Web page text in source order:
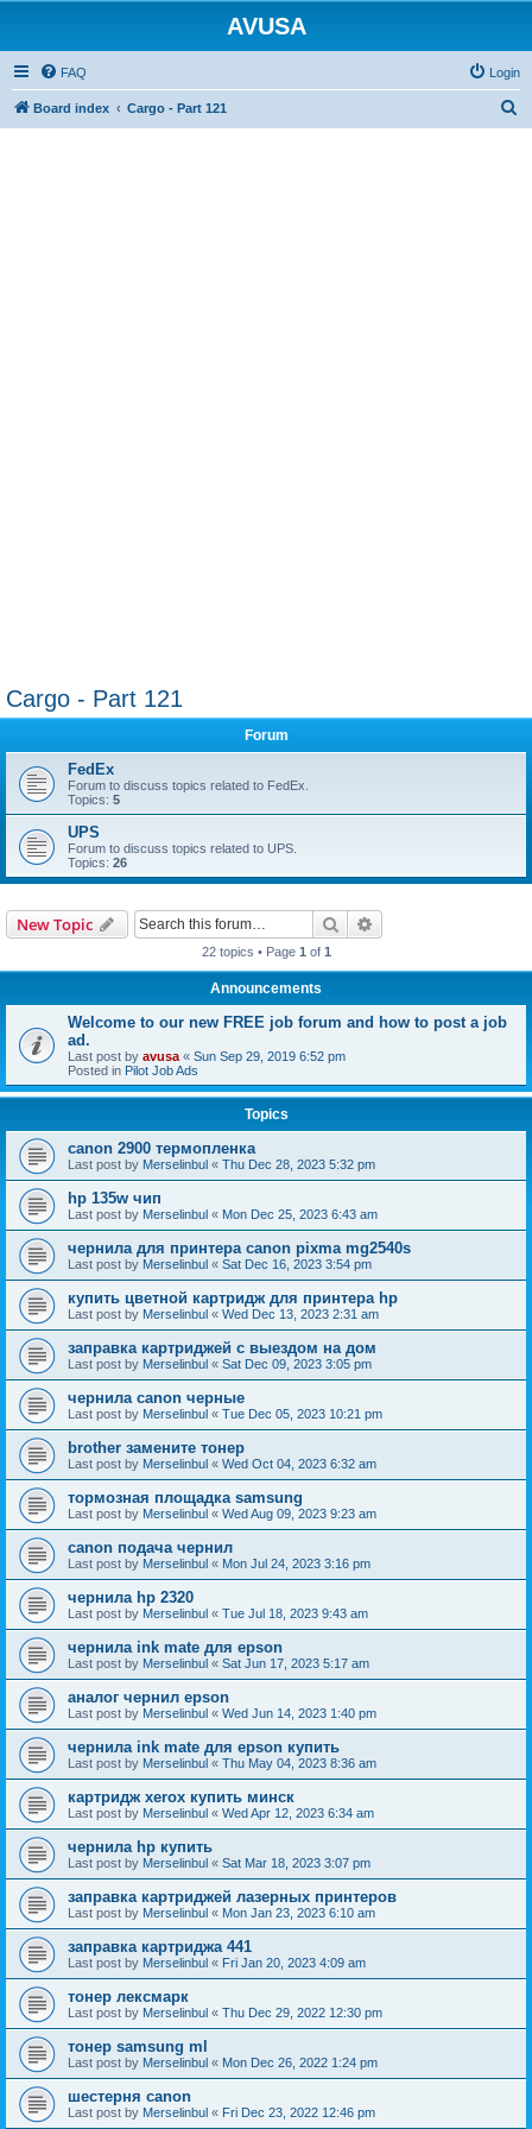
AVUSA
FAQ Login
Board index Cargo - Part 121
Cargo - Part 121
Forum
FedEx
Forum to discuss topics related to FedEx.
Topics: 5
UPS
Forum to discuss topics related to UPS.
Topics: 26
New Topic Search
22 topics • Page 1 of 1
Announcements
Welcome to our new FREE job forum and how to post a job
ad.
Last post by avusa « Sun Sep 29, 2019 6:52 pm
Posted in Pilot Job Ads
Topics
canon 2900 термопленка
Last post by Merselinbul « Thu Dec 28, 2023 5:32 pm
hp 135w чип
Last post by Merselinbul « Mon Dec 25, 2023 6:43 am
чернила для принтера canon pixma mg2540s
Last post by Merselinbul « Sat Dec 16, 2023 3:54 pm
купить цветной картридж для принтера hp
Last post by Merselinbul « Wed Dec 13, 2023 2:31 am
заправка картриджей с выездом на дом
Last post by Merselinbul « Sat Dec 09, 2023 3:05 pm
чернила canon черные
Last post by Merselinbul « Tue Dec 05, 2023 10:21 pm
brother замените тонер
Last post by Merselinbul « Wed Oct 04, 2023 6:32 am
тормозная площадка samsung
Last post by Merselinbul « Wed Aug 09, 2023 9:23 am
canon подача чернил
Last post by Merselinbul « Mon Jul 24, 2023 3:16 pm
чернила hp 2320
Last post by Merselinbul « Tue Jul 18, 2023 9:43 am
чернила ink mate для epson
Last post by Merselinbul « Sat Jun 17, 2023 5:17 am
аналог чернил epson
Last post by Merselinbul « Wed Jun 14, 2023 1:40 pm
чернила ink mate для epson купить
Last post by Merselinbul « Thu May 04, 2023 8:36 am
картридж xerox купить минск
Last post by Merselinbul « Wed Apr 12, 2023 6:34 am
чернила hp купить
Last post by Merselinbul « Sat Mar 18, 2023 3:07 pm
заправка картриджей лазерных принтеров
Last post by Merselinbul « Mon Jan 23, 2023 6:10 am
заправка картриджа 441
Last post by Merselinbul « Fri Jan 20, 2023 4:09 am
тонер лексмарк
Last post by Merselinbul « Thu Dec 29, 2022 12:30 pm
тонер samsung ml
Last post by Merselinbul « Mon Dec 26, 2022 1:24 pm
шестерня canon
Last post by Merselinbul « Fri Dec 23, 2022 12:46 pm